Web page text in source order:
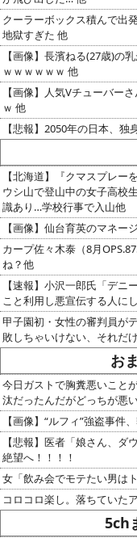
クーラーボックス積んで出
地獄すぎた 他
【画像】長濱ねる(27歳)の
ｗｗｗｗｗｗ 他
【画像】人気Vチューバー
ｗ 他
【悲報】2050年の日本、
【北海道】『クマスプレー
ウシ山で登山中の女子高校
識あり…学校行事で入山他
【画像】仙台育英のマネ
カープ佐々木泰（8月
ね？他
【速報】小沢一郎氏「デ
こと利用し悪宣伝する人に
甲子園初・女性の審判員が
敗しちゃいけない、それだ
お
今日ガストで胸糞悪いこと
汰だったんだがどっちが悪
【画像】“ルフィ”強盗事件
【悲報】医者「娘さん、
絶望へ！！！！
女「飲み会でモテたい男は
コロコロ楽し。落ちていた
5ch